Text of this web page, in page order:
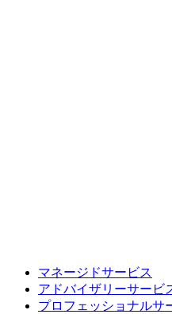
マネージドサービス
アドバイザリーサービ
プロフェッショナルサ